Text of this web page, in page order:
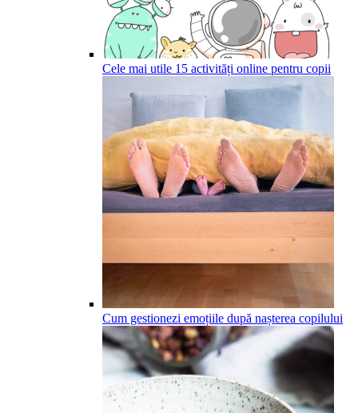
Cele mai utile 15 activități online pentru copii
Cum gestionezi emoțiile după nașterea copilului